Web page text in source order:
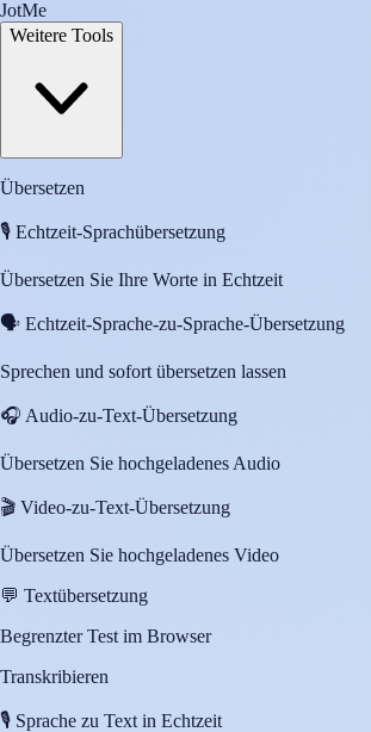
JotMe
Weitere Tools
Übersetzen
🎙️ Echtzeit-Sprachübersetzung
Übersetzen Sie Ihre Worte in Echtzeit
🗣️ Echtzeit-Sprache-zu-Sprache-Übersetzung
Sprechen und sofort übersetzen lassen
🎧 Audio-zu-Text-Übersetzung
Übersetzen Sie hochgeladenes Audio
🎬 Video-zu-Text-Übersetzung
Übersetzen Sie hochgeladenes Video
💬 Textübersetzung
Begrenzter Test im Browser
Transkribieren
🎙️ Sprache zu Text in Echtzeit